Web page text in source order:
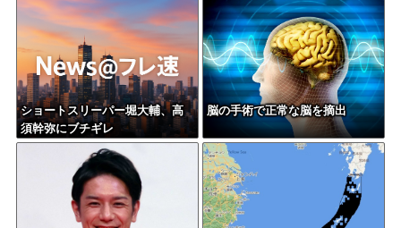
ショートスリーパー堀大輔、高
須幹弥にブチギレ
脳の手術で正常な脳を摘出